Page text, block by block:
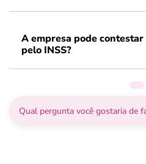
A empresa pode contestar
pelo INSS?